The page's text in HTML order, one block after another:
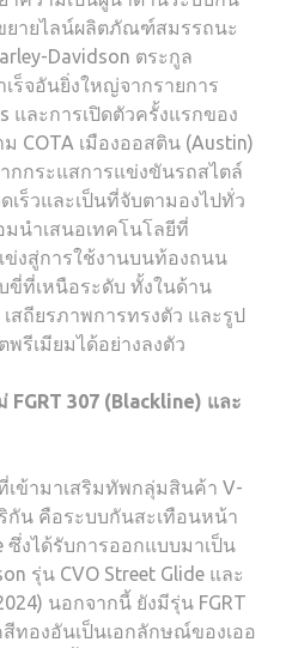
ยายไลน์ผลิตภัณฑ์สมรรถนะ
Davidson ตระกูล
ร็จอันยิ่งใหญ่จากรายการ
และการเปิดตัวครั้งแรกของ
COTA เมืองออสติน (Austin)
กกระแสการแข่งขันรถสไตล์
เร็วและเป็นที่จับตามองไปทั่ว
มนำเสนอเทคโนโลยีที่
งสู่การใช้งานบนท้องถนน
ที่เหนือระดับ ทั้งในด้าน
ถียรภาพการทรงตัว และรูป
รีเมียมได้อย่างลงตัว
FGRT 307 (Blackline) และ
ข้ามาเสริมทัพกลุ่มสินค้า V-
กัน คือระบบกันสะเทือนหน้า
ซึ่งได้รับการออกแบบมาเป็น
รุ่น CVO Street Glide และ
นอกจากนี้ ยังมีรุ่น FGRT
ทองอันเป็นเอกลักษณ์ของเออ